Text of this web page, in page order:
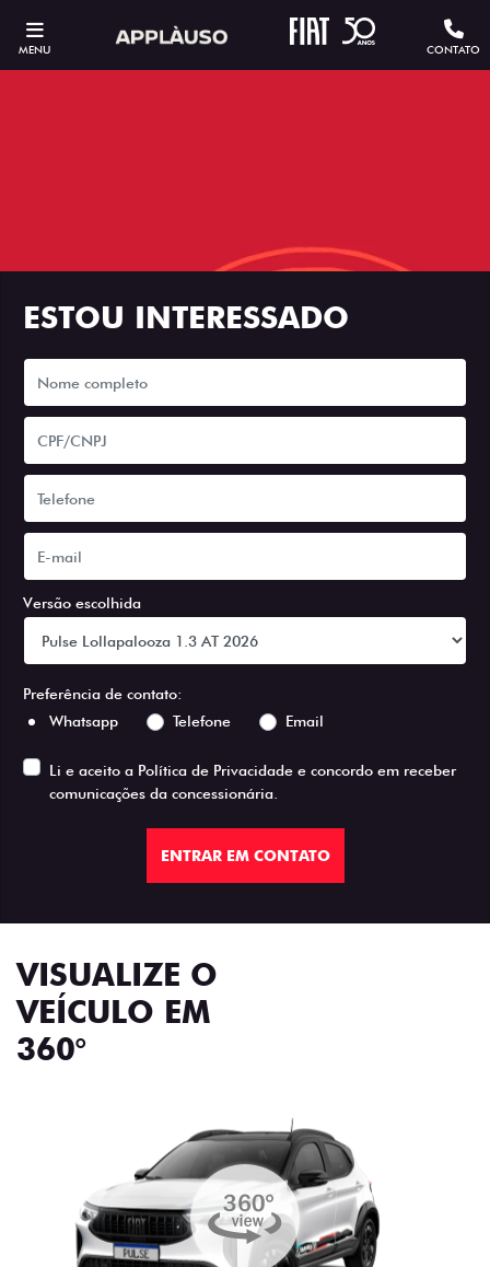
MENU CONTATO
ESTOU INTERESSADO
Versão escolhida
Preferência de contato:
Whatsapp
Telefone Email
Li e aceito a Política de Privacidade e concordo em receber
comunicações da concessionária.
ENTRAR EM CONTATO
VISUALIZE O
VEÍCULO EM
360°